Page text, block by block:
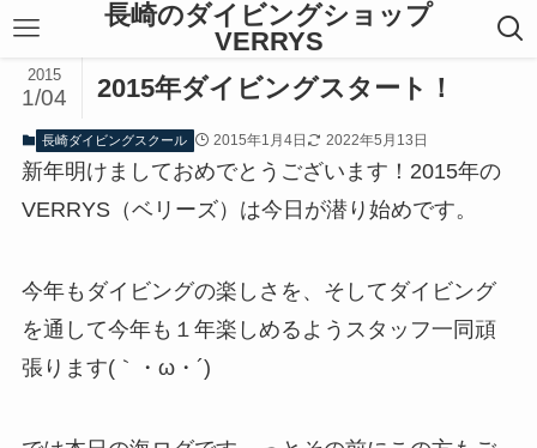
長崎のダイビングショップ
VERRYS
2015年ダイビングスタート！
2015
1/04
長崎ダイビングスクール 2015年1月4日 2022年5月13日
新年明けましておめでとうございます！2015年の
VERRYS（ベリーズ）は今日が潜り始めです。
今年もダイビングの楽しさを、そしてダイビング
を通して今年も１年楽しめるようスタッフ一同頑
張ります(｀・ω・´)